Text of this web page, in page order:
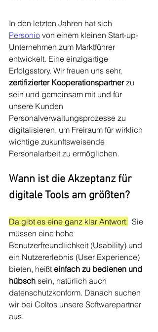
In den letzten Jahren hat sich
Personio von einem kleinen Start-up-
Unternehmen zum Marktführer
entwickelt. Eine einzigartige
Erfolgsstory. Wir freuen uns sehr,
zertifizierter Kooperationspartner zu
sein und gemeinsam mit und für
unsere Kunden
Personalverwaltungsprozesse zu
digitalisieren, um Freiraum für wirklich
wichtige zukunftsweisende
Personalarbeit zu ermöglichen.
Wann ist die Akzeptanz für
digitale Tools am größten?
Da gibt es eine ganz klar Antwort:
  Sie
müssen eine hohe
Benutzerfreundlichkeit (Usability) und
ein Nutzererlebnis (User Experience)
bieten, heißt einfach zu bedienen und
hübsch sein, natürlich auch
datenschutzkonform. Danach suchen
wir bei Coltos unsere Softwarepartner
aus.